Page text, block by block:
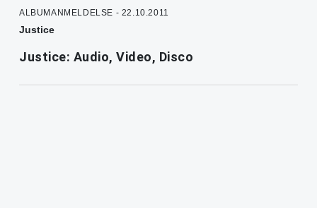
ALBUMANMELDELSE - 22.10.2011
Justice
Justice: Audio, Video, Disco